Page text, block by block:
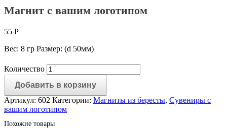
Магнит с вашим логотипом
55 Р
Вес: 8 гр Размер: (d 50мм)
Количество
Добавить в корзину
Артикул: 602 Категории: Магниты из бересты, Сувениры с
вашим логотипом
Похожие товары